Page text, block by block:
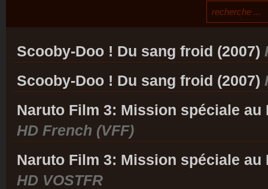
Scooby-Doo ! Du sang froid (2007)
Scooby-Doo ! Du sang froid (2007)
Naruto Film 3: Mission spéciale au
HD French (VFF)
Naruto Film 3: Mission spéciale au
HD VOSTFR